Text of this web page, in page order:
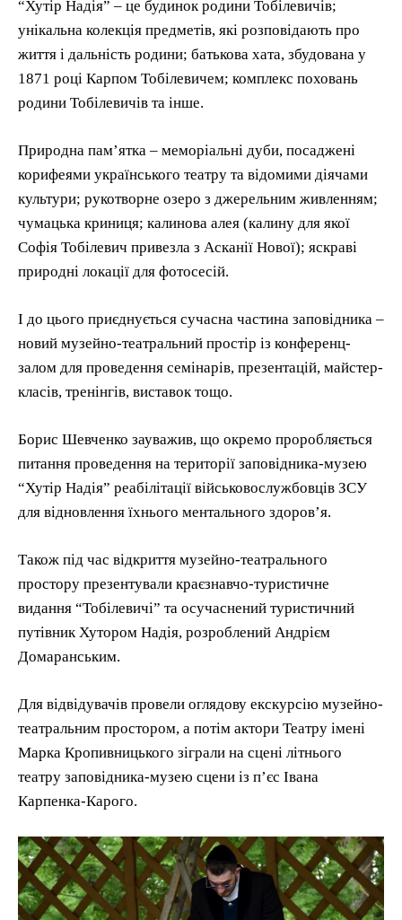
“Хутір Надія” – це будинок родини Тобілевичів;
унікальна колекція предметів, які розповідають про
життя і дальність родини; батькова хата, збудована у
1871 році Карпом Тобілевичем; комплекс поховань
родини Тобілевичів та інше.
Природна пам’ятка – меморіальні дуби, посаджені
корифеями українського театру та відомими діячами
культури; рукотворне озеро з джерельним живленням;
чумацька криниця; калинова алея (калину для якої
Софія Тобілевич привезла з Асканії Нової); яскраві
природні локації для фотосесій.
І до цього приєднується сучасна частина заповідника –
новий музейно-театральний простір із конференц-
залом для проведення семінарів, презентацій, майстер-
класів, тренінгів, виставок тощо.
Борис Шевченко зауважив, що окремо проробляється
питання проведення на території заповідника-музею
“Хутір Надія” реабілітації військовослужбовців ЗСУ
для відновлення їхнього ментального здоров’я.
Також під час відкриття музейно-театрального
простору презентували краєзнавчо-туристичне
видання “Тобілевичі” та осучаснений туристичний
путівник Хутором Надія, розроблений Андрієм
Домаранським.
Для відвідувачів провели оглядову екскурсію музейно-
театральним простором, а потім актори Театру імені
Марка Кропивницького зіграли на сцені літнього
театру заповідника-музею сцени із п’єс Івана
Карпенка-Карого.